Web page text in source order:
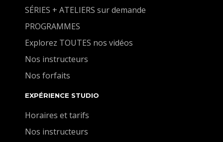
SÉRIES + ATELIERS sur demande
PROGRAMMES
Explorez TOUTES nos vidéos
Nos instructeurs
Nos forfaits
EXPÉRIENCE STUDIO
Horaires et tarifs
Nos instructeurs